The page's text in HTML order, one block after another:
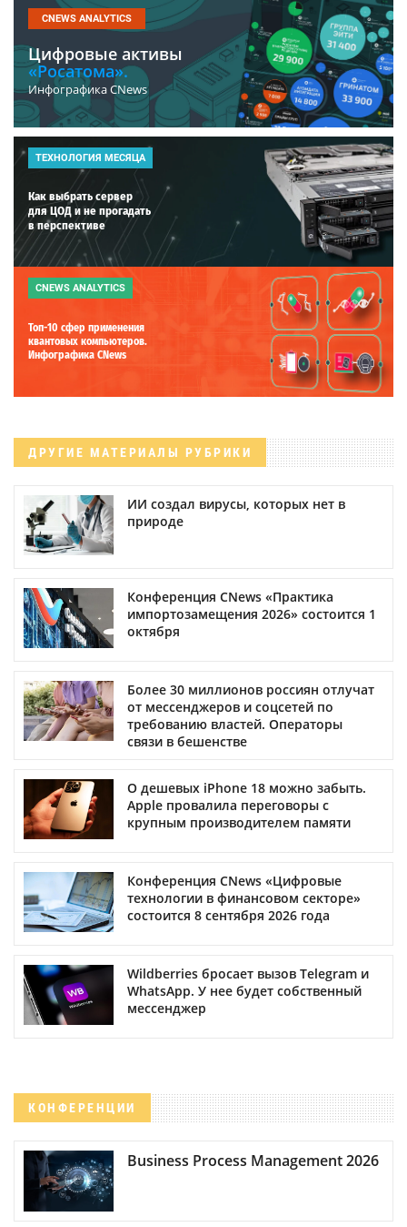
CNEWS ANALYTICS
Цифровые активы
«Росатома».
Инфографика CNews
ТЕХНОЛОГИЯ МЕСЯЦА
Как выбрать сервер
для ЦОД и не прогадать
в перспективе
CNEWS ANALYTICS
Топ-10 сфер применения
квантовых компьютеров.
Инфографика CNews
ДРУГИЕ МАТЕРИАЛЫ РУБРИКИ
ИИ создал вирусы, которых нет в
природе
Конференция CNews «Практика
импортозамещения 2026» состоится 1
октября
Более 30 миллионов россиян отлучат
от мессенджеров и соцсетей по
требованию властей. Операторы
связи в бешенстве
О дешевых iPhone 18 можно забыть.
Apple провалила переговоры с
крупным производителем памяти
Конференция CNews «Цифровые
технологии в финансовом секторе»
состоится 8 сентября 2026 года
Wildberries бросает вызов Telegram и
WhatsApp. У нее будет собственный
мессенджер
КОНФЕРЕНЦИИ
Business Process Management 2026